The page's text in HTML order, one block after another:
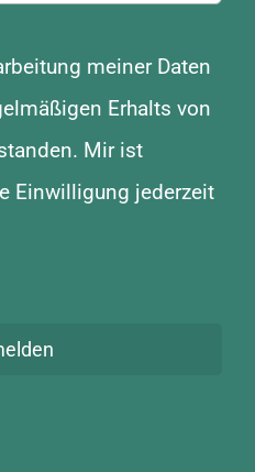
meiner Daten
Erhalts von
Mir ist
Einwilligung jederzeit